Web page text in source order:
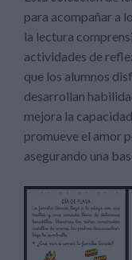
para acompañar a
la lectura
actividades de
que los alumnos
desarrollan
mejora la
promueve el amor
asegurando una